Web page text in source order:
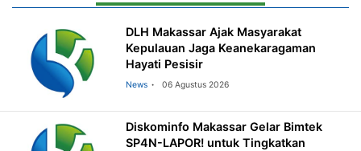
DLH Makassar Ajak Masyarakat
Kepulauan Jaga Keanekaragaman
Hayati Pesisir
News 06 Agustus 2026
Diskominfo Makassar Gelar Bimtek
SP4N-LAPOR! untuk Tingkatkan